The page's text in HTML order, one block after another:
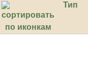
Тип